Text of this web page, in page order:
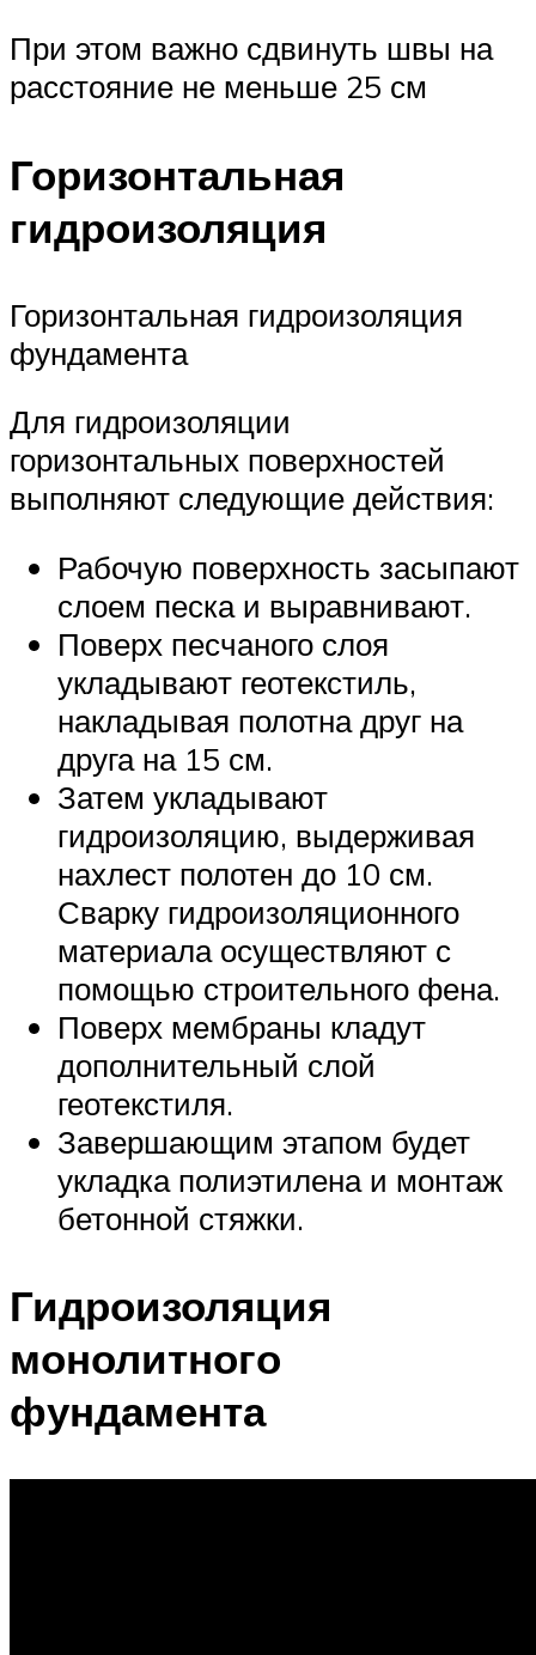
При этом важно сдвинуть швы на
расстояние не меньше 25 см
Горизонтальная
гидроизоляция
Горизонтальная гидроизоляция
фундамента
Для гидроизоляции
горизонтальных поверхностей
выполняют следующие действия:
Рабочую поверхность засыпают
слоем песка и выравнивают.
Поверх песчаного слоя
укладывают геотекстиль,
накладывая полотна друг на
друга на 15 см.
Затем укладывают
гидроизоляцию, выдерживая
нахлест полотен до 10 см.
Сварку гидроизоляционного
материала осуществляют с
помощью строительного фена.
Поверх мембраны кладут
дополнительный слой
геотекстиля.
Завершающим этапом будет
укладка полиэтилена и монтаж
бетонной стяжки.
Гидроизоляция
монолитного
фундамента